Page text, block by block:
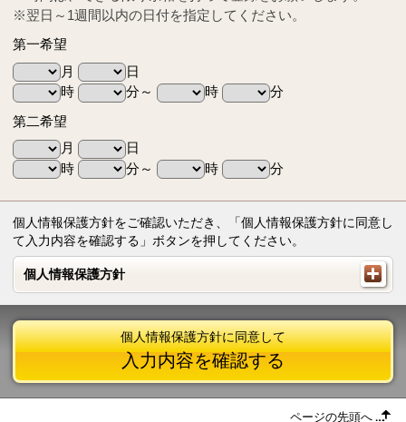
※翌日～1週間以内の日付を指定してください。
第一希望
月
日
時
分～ 時
分
第二希望
月
日
時
分～ 時 分
個人情報保護方針をご確認いただき、「個人情報保護方針に同意し
て入力内容を確認する」ボタンを押してください。
個人情報保護方針
個人情報保護方針
個人情報保護方針に同意して
入力内容を確認する
ページの先頭へ